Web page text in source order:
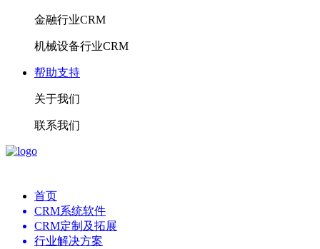
金融行业CRM
机械设备行业CRM
帮助支持
关于我们
联系我们
首页
CRM系统软件
CRM定制及拓展
行业解决方案